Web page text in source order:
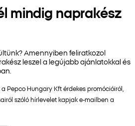
mindig naprakész
Amennyiben feliratkozol
leszel a legújabb ajánlatokkal és
Pepco Hungary Kft érdekes promócióiról,
szóló hírlevelet kapjak e-mailben a